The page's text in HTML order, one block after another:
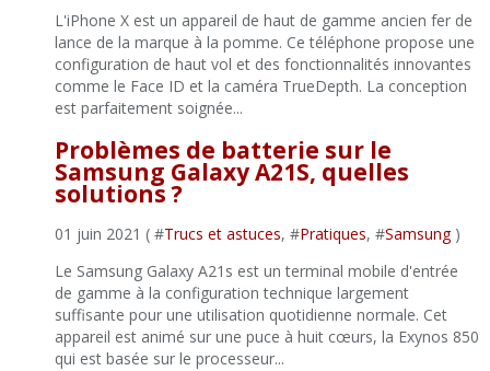
L'iPhone X est un appareil de haut de gamme ancien fer de
lance de la marque à la pomme. Ce téléphone propose une
configuration de haut vol et des fonctionnalités innovantes
comme le Face ID et la caméra TrueDepth. La conception
est parfaitement soignée...
Problèmes de batterie sur le
Samsung Galaxy A21S, quelles
solutions ?
01 juin 2021 ( #Trucs et astuces, #Pratiques, #Samsung)
Le Samsung Galaxy A21s est un terminal mobile d'entrée
de gamme à la configuration technique largement
suffisante pour une utilisation quotidienne normale. Cet
appareil est animé sur une puce à huit cœurs, la Exynos 850
qui est basée sur le processeur...